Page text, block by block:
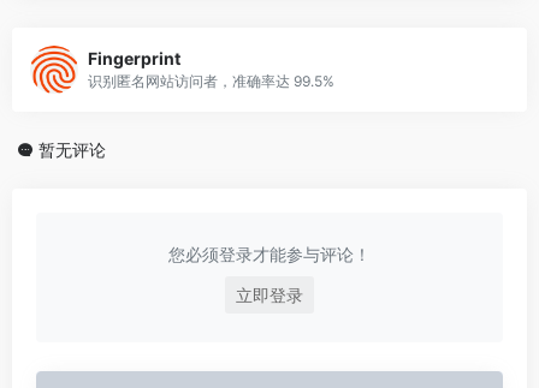
Fingerprint
识别匿名网站访问者，准确率达 99.5%
暂无评论
您必须登录才能参与评论！
立即登录